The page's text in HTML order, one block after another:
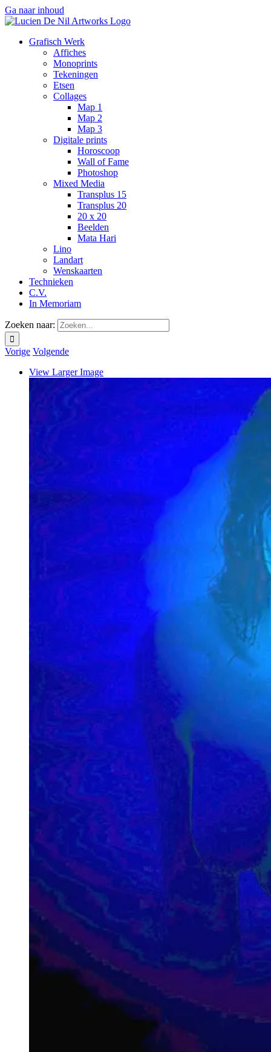
Ga naar inhoud
Grafisch Werk
Affiches
Monoprints
Tekeningen
Etsen
Collages
Map 1
Map 2
Map 3
Digitale prints
Horoscoop
Wall of Fame
Photoshop
Mixed Media
Transplus 15
Transplus 20
20 x 20
Beelden
Mata Hari
Lino
Landart
Wenskaarten
Technieken
C.V.
In Memoriam
Zoeken naar:
Vorige Volgende
View Larger Image